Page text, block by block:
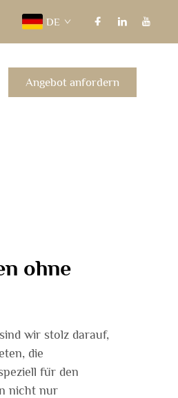
DE
Angebot anfordern
ohne
wir stolz darauf,
die
für den
nicht nur